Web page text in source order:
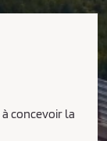
concevoir la